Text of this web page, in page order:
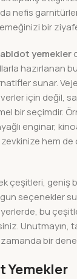
nefis
bir
yemekler
hazırlanan
sunar.
için değil,
bir seçimdir.
enginar,
hem de
çeşitleri, geniş
seçenekler
bu
bir
Yemekler